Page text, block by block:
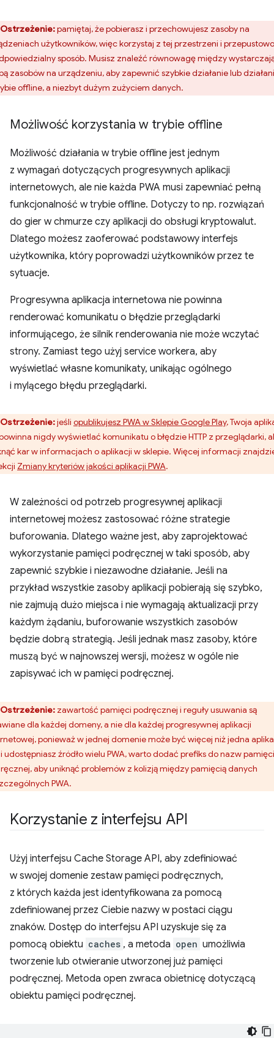
Ostrzeżenie:pamiętaj, że pobierasz i przechowujesz zasoby na
użytkowników, więc korzystaj z tej przestrzeni i
sposób. Musisz znaleźć równowagę między
zasobów na urządzeniu, aby zapewnić szybkie działanie lub
offline, a niezbyt dużym zużyciem danych.
Możliwość korzystania w trybie offline
Możliwość działania w trybie offline jest jednym
z wymagań dotyczących progresywnych aplikacji
internetowych, ale nie każda PWA musi zapewniać pełną
funkcjonalność w trybie offline. Dotyczy to np. rozwiązań
do gier w chmurze czy aplikacji do obsługi kryptowalut.
Dlatego możesz zaoferować podstawowy interfejs
użytkownika, który poprowadzi użytkowników przez te
sytuacje.
Progresywna aplikacja internetowa nie powinna
renderować komunikatu o błędzie przeglądarki
informującego, że silnik renderowania nie może wczytać
strony. Zamiast tego użyj service workera, aby
wyświetlać własne komunikaty, unikając ogólnego
i mylącego błędu przeglądarki.
Ostrzeżenie:jeśli opublikujesz PWA w Sklepie Google Play, Twoja
nigdy wyświetlać komunikatu o błędzie HTTP z przeglądarki,
kar w informacjach o aplikacji w sklepie. Więcej informacji
Zmiany kryteriów jakości aplikacji PWA.
W zależności od potrzeb progresywnej aplikacji
internetowej możesz zastosować różne strategie
buforowania. Dlatego ważne jest, aby zaprojektować
wykorzystanie pamięci podręcznej w taki sposób, aby
zapewnić szybkie i niezawodne działanie. Jeśli na
przykład wszystkie zasoby aplikacji pobierają się szybko,
nie zajmują dużo miejsca i nie wymagają aktualizacji przy
każdym żądaniu, buforowanie wszystkich zasobów
będzie dobrą strategią. Jeśli jednak masz zasoby, które
muszą być w najnowszej wersji, możesz w ogóle nie
zapisywać ich w pamięci podręcznej.
Ostrzeżenie: zawartość pamięci podręcznej i reguły usuwania są
dla każdej domeny, a nie dla każdej progresywnej aplikacji
ponieważ w jednej domenie może być więcej niż jedna
udostępniasz źródło wielu PWA, warto dodać prefiks do nazw pamięci
aby uniknąć problemów z kolizją między pamięcią danych
PWA.
Korzystanie z interfejsu API
Użyj interfejsu Cache Storage API, aby zdefiniować
w swojej domenie zestaw pamięci podręcznych,
z których każda jest identyfikowana za pomocą
zdefiniowanej przez Ciebie nazwy w postaci ciągu
znaków. Dostęp do interfejsu API uzyskuje się za
pomocą obiektu caches , a metoda open umożliwia
tworzenie lub otwieranie utworzonej już pamięci
podręcznej. Metoda open zwraca obietnicę dotyczącą
obiektu pamięci podręcznej.